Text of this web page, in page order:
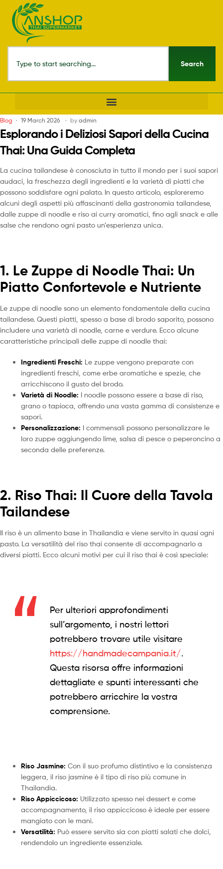
Search
Blog 19 March 2026 by admin
Esplorando i Deliziosi Sapori della Cucina
Thai: Una Guida Completa
La cucina tailandese è conosciuta in tutto il mondo per i suoi sapori
audaci, la freschezza degli ingredienti e la varietà di piatti che
possono soddisfare ogni palato. In questo articolo, esploreremo
alcuni degli aspetti più affascinanti della gastronomia tailandese,
dalle zuppe di noodle e riso ai curry aromatici, fino agli snack e alle
salse che rendono ogni pasto un’esperienza unica.
1. Le Zuppe di Noodle Thai: Un
Piatto Confortevole e Nutriente
Le zuppe di noodle sono un elemento fondamentale della cucina
tailandese. Questi piatti, spesso a base di brodo saporito, possono
includere una varietà di noodle, carne e verdure. Ecco alcune
caratteristiche principali delle zuppe di noodle thai:
Ingredienti Freschi: Le zuppe vengono preparate con
ingredienti freschi, come erbe aromatiche e spezie, che
arricchiscono il gusto del brodo.
Varietà di Noodle: I noodle possono essere a base di riso,
grano o tapioca, offrendo una vasta gamma di consistenze e
sapori.
Personalizzazione: I commensali possono personalizzare le
loro zuppe aggiungendo lime, salsa di pesce o peperoncino a
seconda delle preferenze.
2. Riso Thai: Il Cuore della Tavola
Tailandese
Il riso è un alimento base in Thailandia e viene servito in quasi ogni
pasto. La versatilità del riso thai consente di accompagnarlo a
diversi piatti. Ecco alcuni motivi per cui il riso thai è così speciale:
Per ulteriori approfondimenti
sull’argomento, i nostri lettori
potrebbero trovare utile visitare
https://handmadecampania.it/.
Questa risorsa offre informazioni
dettagliate e spunti interessanti che
potrebbero arricchire la vostra
comprensione.
Riso Jasmine: Con il suo profumo distintivo e la consistenza
leggera, il riso jasmine è il tipo di riso più comune in
Thailandia.
Riso Appiccicoso: Utilizzato spesso nei dessert e come
accompagnamento, il riso appiccicoso è ideale per essere
mangiato con le mani.
Versatilità: Può essere servito sia con piatti salati che dolci,
rendendolo un ingrediente essenziale.